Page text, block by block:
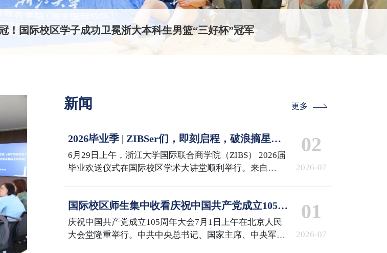
！国际校区学子成功卫冕浙大本科生男篮“三好杯”冠军
新闻 更多
2026毕业季 | ZIBSer们，即刻启程，破浪摘星！
Sail the Seas, Reach the Stars
6月29日上午，浙江大学国际联合商学院（ZIBS） 2026届
毕业欢送仪式在国际校区学术大讲堂顺利举行。来自
02
2026-07
国际校区师生集中收看庆祝中国共产党成立105周
年大会
庆祝中国共产党成立105周年大会7月1日上午在北京人民
大会堂隆重举行。中共中央总书记、国家主席、中央军委
01
2026-07